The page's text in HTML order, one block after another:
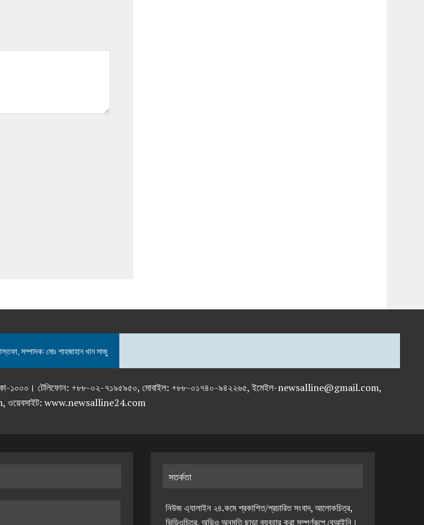
সম্পাদক: মোঃ শাহজাহান খান সাজু
ঢাকা-১০০০। টেলিফোন: +৮৮-০২-৭১৯৫৯৫০, মোবাইল: +৮৮-০১৭৪০-৯৪২২৬৫, ইমেইল-newsalline@gmail.com,
www.newsalline24.com
সতর্কতা
নিউজ এ্যালাইন ২৪.কমে প্রকাশিত/প্রচারিত সংবাদ, আলোকচিত্র,
ভিডিওচিত্র, অডিও অনুমতি ছাড়া ব্যবহার করা সম্পূর্ণরূপে বেআইনি।